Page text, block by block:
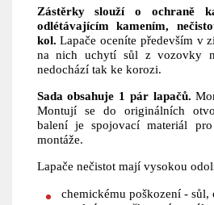
Zástěrky slouží o ochraně
odlétávajícím kamením,
kol. Lapače oceníte především v
na nich uchytí sůl z vozovky
nedochází tak ke korozi.
Sada obsahuje 1 pár lapačů.
Montují se do originálních
balení je spojovací materiál
montáže.
Lapače nečistot mají vysokou
chemickému poškození - sůl,